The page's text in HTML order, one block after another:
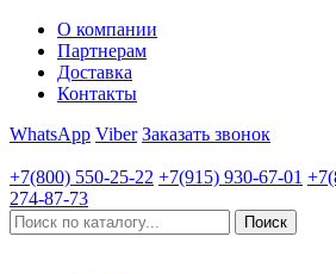
О компании
Партнерам
Доставка
Контакты
WhatsApp Viber Заказать звонок
+7(800) 550-25-22 +7(915) 930-67-01
274-87-73